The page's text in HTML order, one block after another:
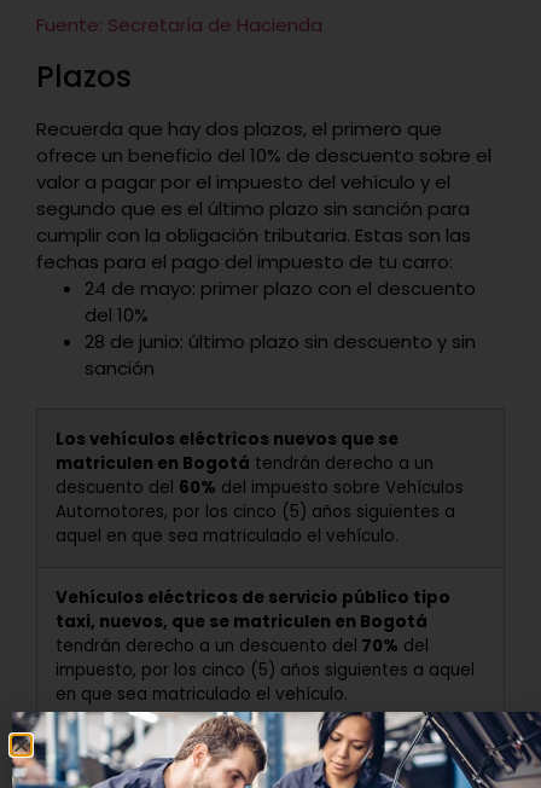
Fuente: Secretaría de Hacienda
Plazos
Recuerda que hay dos plazos, el primero que
ofrece un beneficio del 10% de descuento sobre el
valor a pagar por el impuesto del vehículo y el
segundo que es el último plazo sin sanción para
cumplir con la obligación tributaria. Estas son las
fechas para el pago del impuesto de tu carro:
24 de mayo: primer plazo con el descuento
del 10%
28 de junio: último plazo sin descuento y sin
sanción
Los vehículos eléctricos nuevos que se
matriculen en Bogotá tendrán derecho a un
descuento del 60% del impuesto sobre Vehículos
Automotores, por los cinco (5) años siguientes a
aquel en que sea matriculado el vehículo.
Vehículos eléctricos de servicio público tipo
taxi, nuevos, que se matriculen en Bogotá
tendrán derecho a un descuento del 70% del
impuesto, por los cinco (5) años siguientes a aquel
en que sea matriculado el vehículo.
Los vehículos híbridos eléctricos nuevos que se
matriculen en Bogotátendrán derecho a un